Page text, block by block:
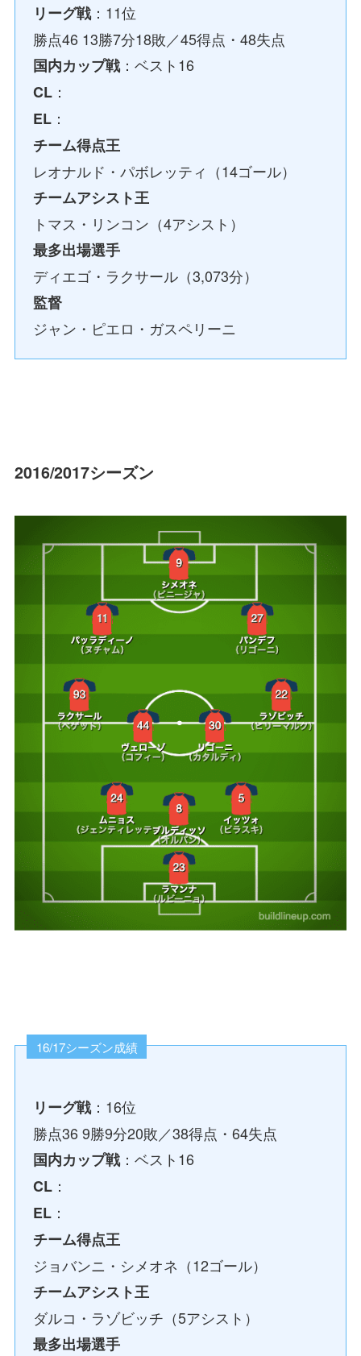
リーグ戦：11位
勝点46 13勝7分18敗／45得点・48失点
国内カップ戦：ベスト16
CL ：
EL ：
チーム得点王
レオナルド・パボレッティ（14ゴール）
チームアシスト王
トマス・リンコン（4アシスト）
最多出場選手
ディエゴ・ラクサール（3,073分）
監督
ジャン・ピエロ・ガスペリーニ
2016/2017シーズン
16/17シーズン成績
リーグ戦：16位
勝点36 9勝9分20敗／38得点・64失点
国内カップ戦：ベスト16
CL ：
EL ：
チーム得点王
ジョバンニ・シメオネ（12ゴール）
チームアシスト王
ダルコ・ラゾビッチ（5アシスト）
最多出場選手